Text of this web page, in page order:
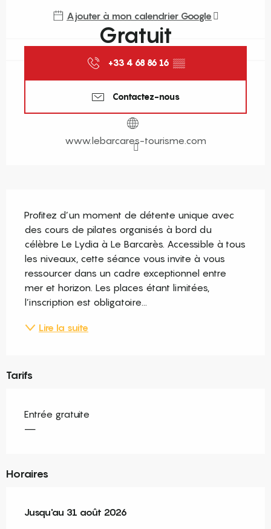
Ajouter à mon calendrier Google
Gratuit
+33 4 68 86 16 ▒▒
Contactez-nous
www.lebarcares-tourisme.com
Profitez d’un moment de détente unique avec
des cours de pilates organisés à bord du
célèbre Le Lydia à Le Barcarès. Accessible à tous
les niveaux, cette séance vous invite à vous
ressourcer dans un cadre exceptionnel entre
mer et horizon. Les places étant limitées,
l’inscription est obligatoire...
Lire la suite
Tarifs
Entrée gratuite
—
Horaires
Du1 juillet 2026au31 août 2026
Jusqu'au 31 août 2026